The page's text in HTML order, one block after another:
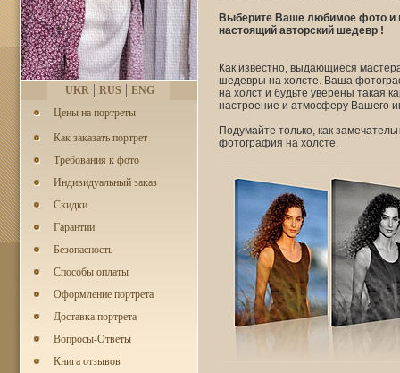
UKR | RUS | ENG
Цены на портреты
Как заказать портрет
Требования к фото
Индивидуальный заказ
Скидки
Гарантии
Безопасность
Способы оплаты
Оформление портрета
Доставка портрета
Вопросы-Ответы
Книга отзывов
Выберите Ваше любимое фото и
настоящий авторский шедевр !
Как известно, выдающиеся
шедевры на холсте. Ваша
на холст и будьте уверены такая
настроение и атмосферу Вашего
Подумайте только, как
фотография на холсте.